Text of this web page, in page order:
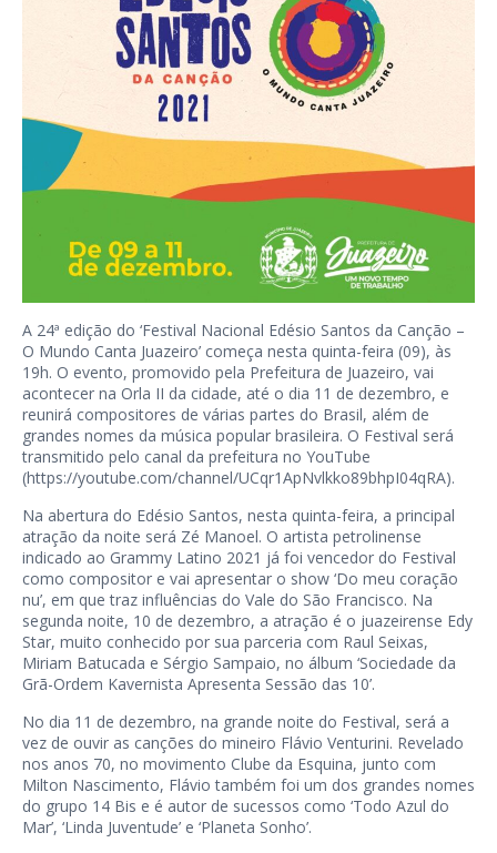
A 24ª edição do ‘Festival Nacional Edésio Santos da Canção –
O Mundo Canta Juazeiro’ começa nesta quinta-feira (09), às
19h. O evento, promovido pela Prefeitura de Juazeiro, vai
acontecer na Orla II da cidade, até o dia 11 de dezembro, e
reunirá compositores de várias partes do Brasil, além de
grandes nomes da música popular brasileira. O Festival será
transmitido pelo canal da prefeitura no YouTube
(https://youtube.com/channel/UCqr1ApNvlkko89bhpI04qRA).
Na abertura do Edésio Santos, nesta quinta-feira, a principal
atração da noite será Zé Manoel. O artista petrolinense
indicado ao Grammy Latino 2021 já foi vencedor do Festival
como compositor e vai apresentar o show ‘Do meu coração
nu’, em que traz influências do Vale do São Francisco. Na
segunda noite, 10 de dezembro, a atração é o juazeirense Edy
Star, muito conhecido por sua parceria com Raul Seixas,
Miriam Batucada e Sérgio Sampaio, no álbum ‘Sociedade da
Grã-Ordem Kavernista Apresenta Sessão das 10’.
No dia 11 de dezembro, na grande noite do Festival, será a
vez de ouvir as canções do mineiro Flávio Venturini. Revelado
nos anos 70, no movimento Clube da Esquina, junto com
Milton Nascimento, Flávio também foi um dos grandes nomes
do grupo 14 Bis e é autor de sucessos como ‘Todo Azul do
Mar’, ‘Linda Juventude’ e ‘Planeta Sonho’.